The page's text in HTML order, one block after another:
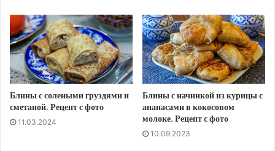
Блины с солеными груздями и
сметаной. Рецепт с фото
11.03.2024
Блины с начинкой из курицы с
ананасами в кокосовом
молоке. Рецепт с фото
10.09.2023